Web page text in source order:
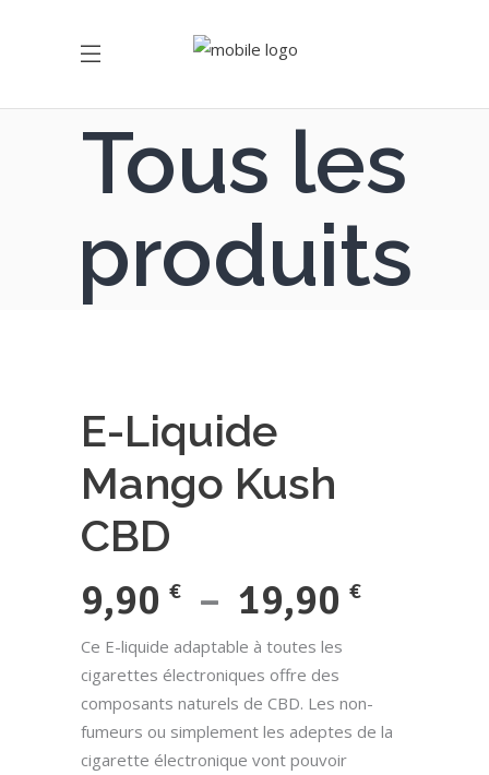
Tous les
produits
E-Liquide
Mango Kush
CBD
9,90 € – 19,90 €Plage
9,90 €
Ce E-liquide adaptable à toutes les
cigarettes électroniques offre des
composants naturels de CBD. Les non-
fumeurs ou simplement les adeptes de la
cigarette électronique vont pouvoir